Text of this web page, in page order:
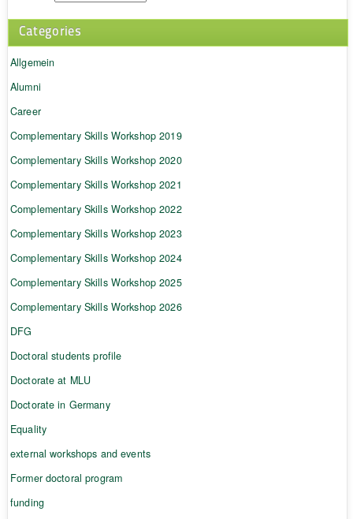
Categories
Allgemein
Alumni
Career
Complementary Skills Workshop 2019
Complementary Skills Workshop 2020
Complementary Skills Workshop 2021
Complementary Skills Workshop 2022
Complementary Skills Workshop 2023
Complementary Skills Workshop 2024
Complementary Skills Workshop 2025
Complementary Skills Workshop 2026
DFG
Doctoral students profile
Doctorate at MLU
Doctorate in Germany
Equality
external workshops and events
Former doctoral program
funding